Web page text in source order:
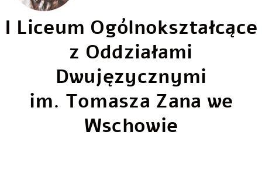
I Liceum Ogólnokształcące
z Oddziałami
Dwujęzycznymi
im. Tomasza Zana we
Wschowie